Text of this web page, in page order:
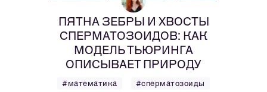
ПЯТНА ЗЕБРЫ И ХВОСТЫ
СПЕРМАТОЗОИДОВ: КАК
МОДЕЛЬ ТЬЮРИНГА
ОПИСЫВАЕТ ПРИРОДУ
#математика #сперматозоиды